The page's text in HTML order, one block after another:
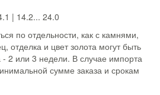
| 14.2... 24.0
по отдельности, как с камнями,
отделка и цвет золота могут быть
- 2 или 3 недели. В случае импорта
сумме заказа и срокам